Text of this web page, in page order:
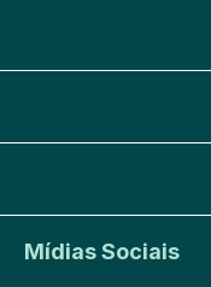
Mídias Sociais